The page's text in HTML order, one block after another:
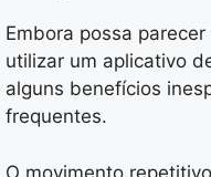
Embora possa
utilizar um aplicativo
alguns benefícios
frequentes.
O movimento